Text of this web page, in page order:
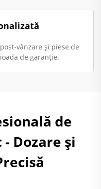
vânzare și piese de
de garanție.
de
Dozare și